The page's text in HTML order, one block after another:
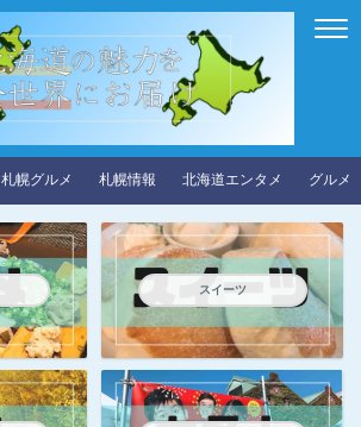
札幌グルメ 札幌情報 北海道エンタメ グルメ
スイーツ